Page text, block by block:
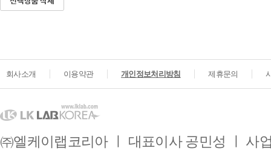
회사소개 이용약관 개인정보처리방침 제휴문의
㈜엘케이랩코리아 ㅣ 대표이사 공민성 ㅣ 사